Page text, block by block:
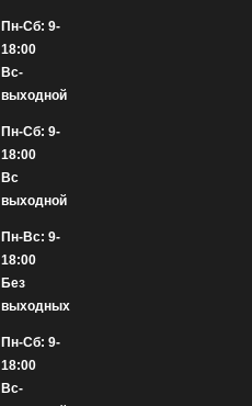
Пн-Сб: 9-
18:00
Вс-
выходной
Пн-Сб: 9-
18:00
Вс
выходной
Пн-Вс: 9-
18:00
Без
выходных
Пн-Сб: 9-
18:00
Вс-